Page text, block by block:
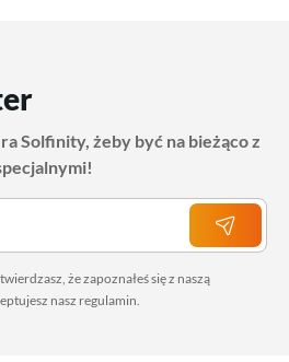
Solfinity, żeby być na bieżąco z
że zapoznałeś się z naszą
nasz regulamin.